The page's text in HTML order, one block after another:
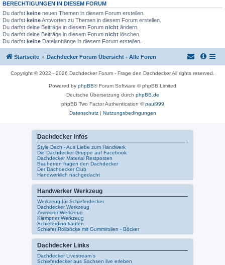
BERECHTIGUNGEN IN DIESEM FORUM
Du darfst keine neuen Themen in diesem Forum erstellen.
Du darfst keineAntworten zu Themen in diesem Forum erstellen.
Du darfst deine Beiträge in diesem Forum nicht ändern.
Du darfst deine Beiträge in diesem Forum nicht löschen.
Du darfst keine Dateianhänge in diesem Forum erstellen.
Startseite Dachdecker Forum Übersicht - Alle Foren
Copyright © 2022 - 2026 Dachdecker Forum - Frage den Dachdecker All rights reserved.
Powered by phpBB® Forum Software © phpBB Limited
Deutsche Übersetzung durch phpBB.de
phpBB Two Factor Authentication ©paul999
Datenschutz| Nutzungsbedingungen
Dachdecker Infos
Style Dach - Aus Liebe zum Handwerk
Die Dachdecker Gruppe auf Facebook
Dachdecker Material Restposten
Bauherren fragen den Dachdecker
Der Dachdecker Club
Handwerklich nachgedacht
Handwerker Werkzeug
Werkzeug für Schieferdecker
Dachdecker Werkzeug
Zimmerer Werkzeug
Klempner Werkzeug
Schieferdino kaufen
Schiefer Rollböcke mit Gummirollen - Böcker
Dachdecker Links
Dachdecker Livestream`s
Schieferdecker aus Sachsen live erleben